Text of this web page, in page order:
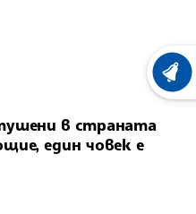
в страната
един човек е